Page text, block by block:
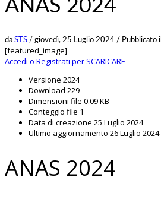
ANAS 2024
da STS / giovedì, 25 Luglio 2024 / Pubblicato il
[featured_image]
Accedi o Registrati per SCARICARE
Versione 2024
Download 229
Dimensioni file 0.09 KB
Conteggio file 1
Data di creazione 25 Luglio 2024
Ultimo aggiornamento 26 Luglio 2024
ANAS 2024